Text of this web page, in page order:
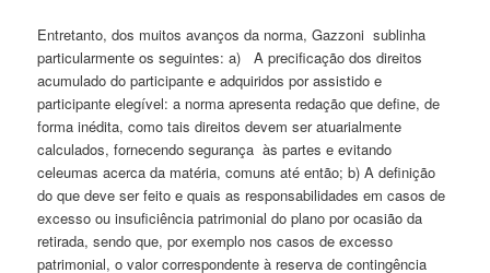
Entretanto, dos muitos avanços da norma, Gazzoni sublinha
particularmente os seguintes: a) A precificação dos direitos
acumulado do participante e adquiridos por assistido e
participante elegível: a norma apresenta redação que define, de
forma inédita, como tais direitos devem ser atuarialmente
calculados, fornecendo segurança às partes e evitando
celeumas acerca da matéria, comuns até então; b) A definição
do que deve ser feito e quais as responsabilidades em casos de
excesso ou insuficiência patrimonial do plano por ocasião da
retirada, sendo que, por exemplo nos casos de excesso
patrimonial, o valor correspondente à reserva de contingência